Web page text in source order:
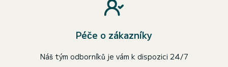
Péče o zákazníky
Náš tým odborníků je vám k dispozici 24/7